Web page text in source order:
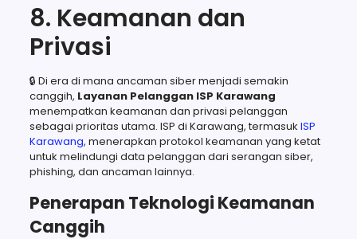
8. Keamanan dan
Privasi
🔒 Di era di mana ancaman siber menjadi semakin
canggih, Layanan Pelanggan ISP Karawang
menempatkan keamanan dan privasi pelanggan
sebagai prioritas utama. ISP di Karawang, termasuk ISP
Karawang, menerapkan protokol keamanan yang ketat
untuk melindungi data pelanggan dari serangan siber,
phishing, dan ancaman lainnya.
Penerapan Teknologi Keamanan
Canggih